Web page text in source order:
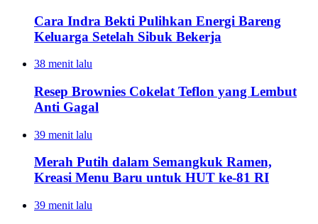
Cara Indra Bekti Pulihkan Energi Bareng
Keluarga Setelah Sibuk Bekerja
38 menit lalu
Resep Brownies Cokelat Teflon yang Lembut
Anti Gagal
39 menit lalu
Merah Putih dalam Semangkuk Ramen,
Kreasi Menu Baru untuk HUT ke-81 RI
39 menit lalu